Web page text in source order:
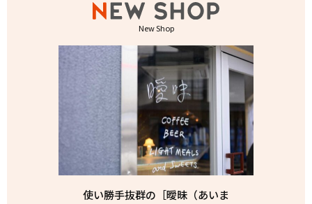
New Shop
使い勝手抜群の［曖昧（あいま